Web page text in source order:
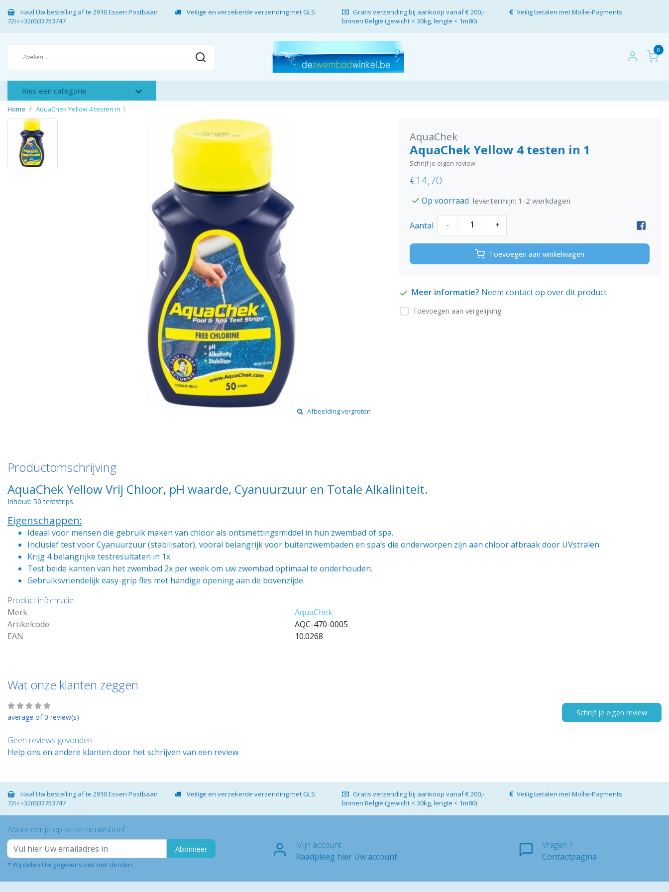
Haal Uw bestelling af te 2910 Essen Postbaan
72H +32(0)33753747
Veilige en verzekerde verzending met GLS
Gratis verzending bij aankoop vanaf € 200,-
binnen België (gewicht < 30kg, lengte < 1m80)
Veilig betalen met Mollie-Payments
0
Kies een categorie
Home AquaChek Yellow 4 testen in 1
Afbeelding vergroten
AquaChek
AquaChek Yellow 4 testen in 1
Schrijf je eigen review
€14,70
Op voorraad levertermijn: 1-2 werkdagen
Aantal - +
Toevoegen aan winkelwagen
Meer informatie? Neem contact op over dit product
Toevoegen aan vergelijking
Productomschrijving
AquaChek Yellow Vrij Chloor, pH waarde, Cyanuurzuur en Totale Alkaliniteit.
Inhoud: 50 teststrips.
Eigenschappen:
Ideaal voor mensen die gebruik maken van chloor als ontsmettingsmiddel in hun zwembad of spa.
Inclusief test voor Cyanuurzuur (stabilisator), vooral belangrijk voor buitenzwembaden en spa’s die onderworpen zijn aan chloor afbraak door UVstralen.
Krijg 4 belangrijke testresultaten in 1x.
Test beide kanten van het zwembad 2x per week om uw zwembad optimaal te onderhouden.
Gebruiksvriendelijk easy-grip fles met handige opening aan de bovenzijde.
Product informatie
Merk
AquaChek
Artikelcode
AQC-470-0005
EAN
10.0268
Wat onze klanten zeggen
average of 0 review(s) Schrijf je eigen review
Geen reviews gevonden
Help ons en andere klanten door het schrijven van een review
Haal Uw bestelling af te 2910 Essen Postbaan
72H +32(0)33753747
Veilige en verzekerde verzending met GLS
Gratis verzending bij aankoop vanaf € 200,-
binnen België (gewicht < 30kg, lengte < 1m80)
Veilig betalen met Mollie-Payments
Abonneer je op onze nieuwsbrief
Abonneer
* Wij delen Uw gegevens niet met derden.
Mijn account
Raadpleeg hier Uw account
Vragen ?
Contactpagina